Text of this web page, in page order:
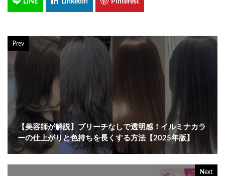
Prev
【美容師が解説】ブリーチなしで透明感！イルミナカラ
ーの仕上がりと色持ちを長くする方法【2025年版】
Next